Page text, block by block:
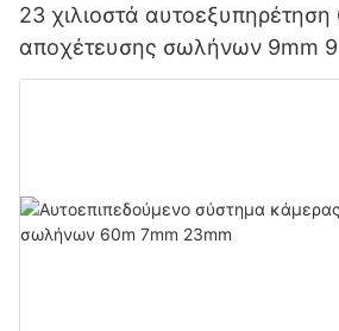
23 χιλιοστά
αποχέτευσης σωλήνων 9mm